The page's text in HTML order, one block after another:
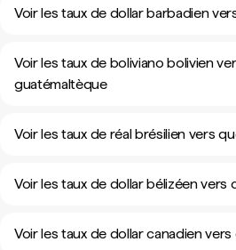
Voir les taux de dollar barbadien
Voir les taux de boliviano bolivien
guatémaltèque
Voir les taux de réal brésilien vers
Voir les taux de dollar bélizéen vers
Voir les taux de dollar canadien